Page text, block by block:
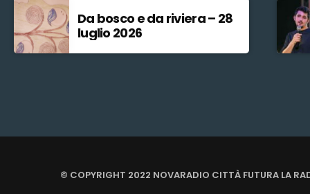
Da bosco e da riviera – 28
luglio 2026
© COPYRIGHT 2022 NOVARADIO CITTÀ FUTURA LA